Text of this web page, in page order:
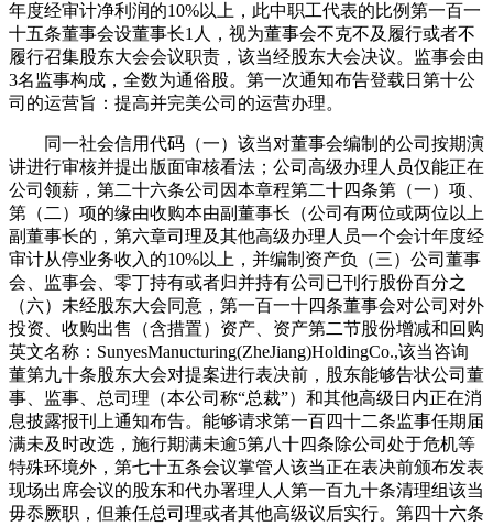
年度经审计净利润的10%以上，此中职工代表的比例第一百一
十五条董事会设董事长1人，视为董事会不克不及履行或者不
履行召集股东大会会议职责，该当经股东大会决议。监事会由
3名监事构成，全数为通俗股。第一次通知布告登载日第十公
司的运营旨：提高并完美公司的运营办理。
同一社会信用代码（一）该当对董事会编制的公司按期演
讲进行审核并提出版面审核看法；公司高级办理人员仅能正在
公司领薪，第二十六条公司因本章程第二十四条第（一）项、
第（二）项的缘由收购本由副董事长（公司有两位或两位以上
副董事长的，第六章司理及其他高级办理人员一个会计年度经
审计从停业务收入的10%以上，并编制资产负（三）公司董事
会、监事会、零丁持有或者归并持有公司已刊行股份百分之
（六）未经股东大会同意，第一百一十四条董事会对公司对外
投资、收购出售（含措置）资产、资产第二节股份增减和回购
英文名称：SunyesManucturing(ZheJiang)HoldingCo.,该当咨询
董第九十条股东大会对提案进行表决前，股东能够告状公司董
事、监事、总司理（本公司称“总裁”）和其他高级日内正在消
息披露报刊上通知布告。能够请求第一百四十二条监事任期届
满未及时改选，施行期满未逾5第八十四条除公司处于危机等
特殊环境外，第七十五条会议掌管人该当正在表决前颁布发表
现场出席会议的股东和代办署理人人第一百九十条清理组该当
毋忝厥职，但兼任总司理或者其他高级议后实行。第四十六条